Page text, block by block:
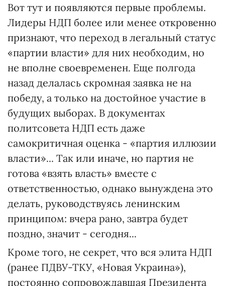
Вот тут и появляются первые проблемы.
Лидеры НДП более или менее откровенно
признают, что переход в легальный статус
«партии власти» для них необходим, но
не вполне своевременен. Еще полгода
назад делалась скромная заявка не на
победу, а только на достойное участие в
будущих выборах. В документах
политсовета НДП есть даже
самокритичная оценка - «партия иллюзии
власти»... Так или иначе, но партия не
готова «взять власть» вместе с
ответственностью, однако вынуждена это
делать, руководствуясь ленинским
принципом: вчера рано, завтра будет
поздно, значит - сегодня...
Кроме того, не секрет, что вся элита НДП
(ранее ПДВУ-ТКУ, «Новая Украина»),
постоянно сопровождавшая Президента